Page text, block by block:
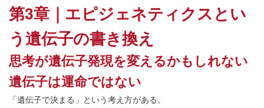
第3章｜エピジェネティクスとい
う遺伝子の書き換え
思考が遺伝子発現を変えるかもしれない
遺伝子は運命ではない
「遺伝子で決まる」という考え方がある。